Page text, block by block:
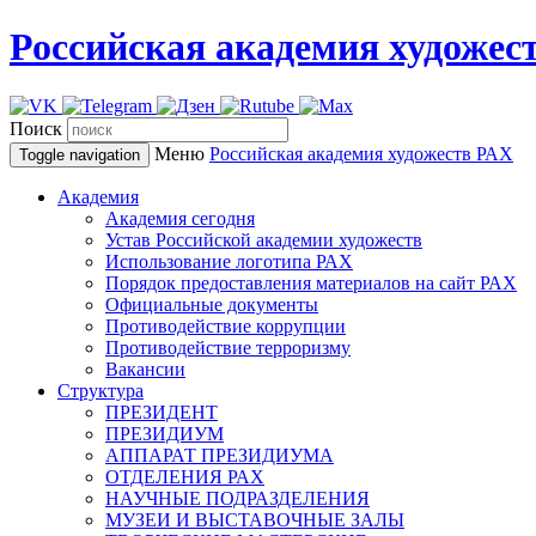
Российская академия
Поиск
Toggle navigation Меню Российская академия художеств РАХ
Академия
Академия сегодня
Устав Российской академии художеств
Использование логотипа РАХ
Порядок предоставления материалов на сайт РАХ
Официальные документы
Противодействие коррупции
Противодействие терроризму
Вакансии
Структура
ПРЕЗИДЕНТ
ПРЕЗИДИУМ
АППАРАТ ПРЕЗИДИУМА
ОТДЕЛЕНИЯ РАХ
НАУЧНЫЕ ПОДРАЗДЕЛЕНИЯ
МУЗЕИ И ВЫСТАВОЧНЫЕ ЗАЛЫ